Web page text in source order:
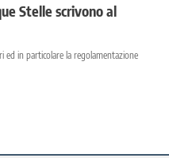
Stelle scrivono al
ed in particolare la regolamentazione